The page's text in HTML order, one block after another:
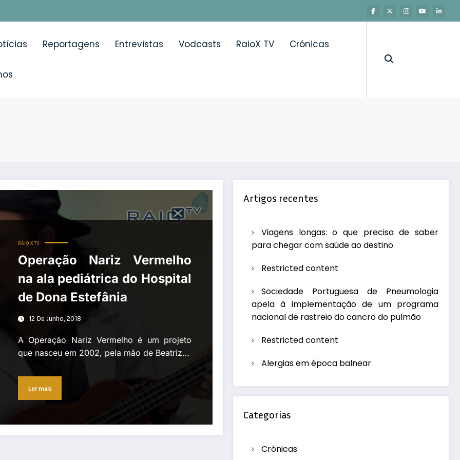
Reportagens Entrevistas Vodcasts RaioX TV Crónicas
de Dona Estefânia
RAIO X TV
Operação Nariz Vermelho
na ala pediátrica do Hospital
de Dona Estefânia
12 De Junho, 2018
A Operação Nariz Vermelho é um projeto
que nasceu em 2002, pela mão de Beatriz…
Ler mais
Artigos recentes
Viagens longas: o que precisa de saber
para chegar com saúde ao destino
Restricted content
Sociedade Portuguesa de Pneumologia
apela à implementação de um programa
nacional de rastreio do cancro do pulmão
Restricted content
Alergias em época balnear
Categorias
Crónicas